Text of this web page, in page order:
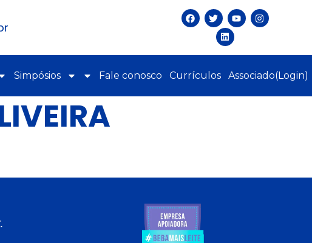
Simpósios Fale conosco Currículos Associado(Login)